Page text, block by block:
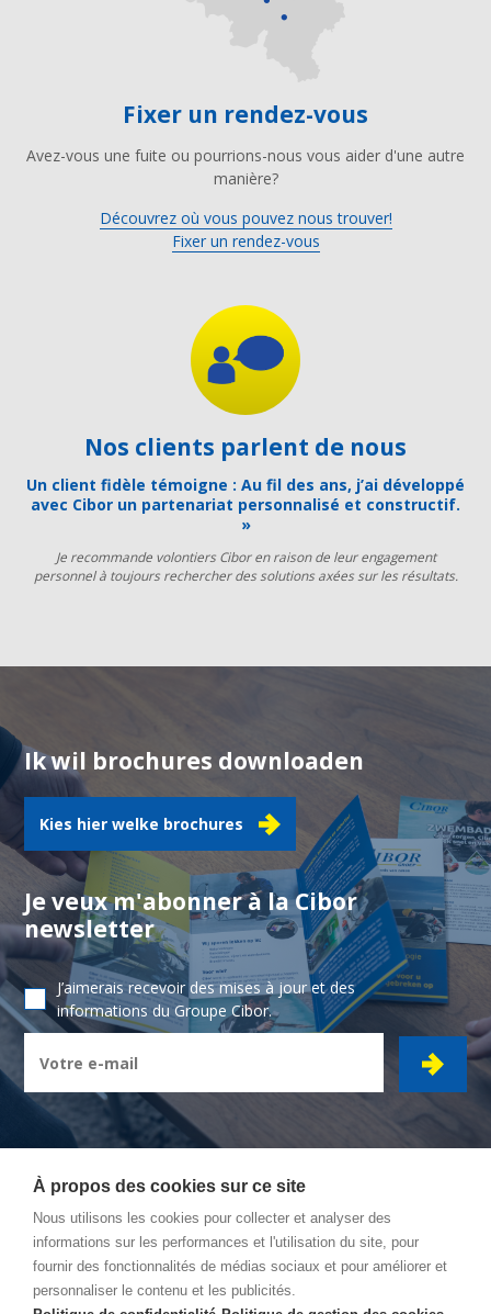
Fixer un rendez-vous
Avez-vous une fuite ou pourrions-nous vous aider d'une autre
manière?
Découvrez où vous pouvez nous trouver!
Fixer un rendez-vous
Nos clients parlent de nous
Un client fidèle témoigne : Au fil des ans, j’ai développé
avec Cibor un partenariat personnalisé et constructif.
»
Je recommande volontiers Cibor en raison de leur engagement
personnel à toujours rechercher des solutions axées sur les résultats.
Ik wil brochures downloaden
Kies hier welke brochures
Je veux m'abonner à la Cibor
newsletter
J’aimerais recevoir des mises à jour et des
informations du Groupe Cibor.
CIBOR GROUPE- Ambachtsstraat 7 - 2450 Meerhout
Itinéraire
Conditions Générales
À propos des cookies sur ce site
Nous utilisons les cookies pour collecter et analyser des
informations sur les performances et l'utilisation du site, pour
fournir des fonctionnalités de médias sociaux et pour améliorer et
personnaliser le contenu et les publicités.